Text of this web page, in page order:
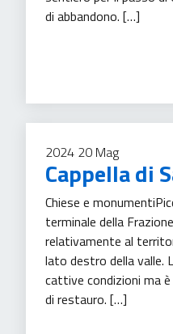
di abbandono. […]
2024 20 Mag
Cappella di
Chiese e
terminale della
relativamente al
lato destro della valle.
cattive condizioni ma
di restauro. […]